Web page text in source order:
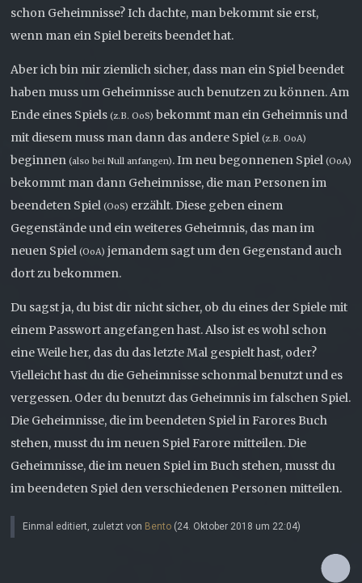
schon Geheimnisse? Ich dachte, man bekommt sie erst,
wenn man ein Spiel bereits beendet hat.
Aber ich bin mir ziemlich sicher, dass man ein Spiel beendet
haben muss um Geheimnisse auch benutzen zu können. Am
Ende eines Spiels (z.B. OoS) bekommt man ein Geheimnis und
mit diesem muss man dann das andere Spiel (z.B. OoA)
beginnen (also bei Null anfangen). Im neu begonnenen Spiel (OoA)
bekommt man dann Geheimnisse, die man Personen im
beendeten Spiel (OoS) erzählt. Diese geben einem
Gegenstände und ein weiteres Geheimnis, das man im
neuen Spiel (OoA) jemandem sagt um den Gegenstand auch
dort zu bekommen.
Du sagst ja, du bist dir nicht sicher, ob du eines der Spiele mit
einem Passwort angefangen hast. Also ist es wohl schon
eine Weile her, das du das letzte Mal gespielt hast, oder?
Vielleicht hast du die Geheimnisse schonmal benutzt und es
vergessen. Oder du benutzt das Geheimnis im falschen Spiel.
Die Geheimnisse, die im beendeten Spiel in Farores Buch
stehen, musst du im neuen Spiel Farore mitteilen. Die
Geheimnisse, die im neuen Spiel im Buch stehen, musst du
im beendeten Spiel den verschiedenen Personen mitteilen.
Einmal editiert, zuletzt von Bento (24. Oktober 2018 um 22:04)